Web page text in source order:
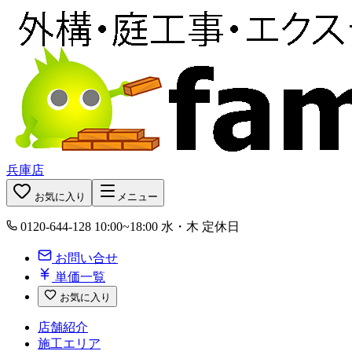
兵庫店
お気に入り メニュー
0120-644-128 10:00~18:00 水・木 定休日
お問い合せ
単価一覧
お気に入り
店舗紹介
施工エリア